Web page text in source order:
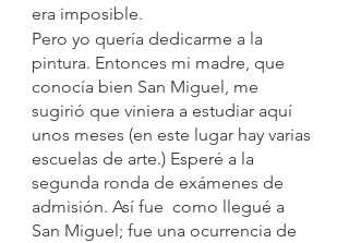
era imposible.
Pero yo quería dedicarme a la
pintura. Entonces mi madre, que
conocía bien San Miguel, me
sugirió que viniera a estudiar aquí
unos meses (en este lugar hay varias
escuelas de arte.) Esperé a la
segunda ronda de exámenes de
admisión. Así fue  como llegué a
San Miguel; fue una ocurrencia de